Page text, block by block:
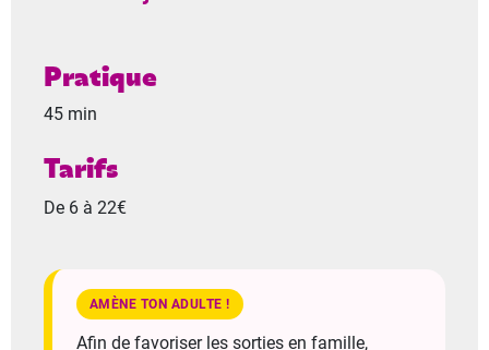
Pratique
45 min
Tarifs
De 6 à 22€
AMÈNE TON ADULTE !
Afin de favoriser les sorties en famille,